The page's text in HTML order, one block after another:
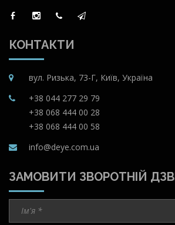
КОНТАКТИ
вул. Ризька, 73-Г, Київ, Україна
+38 044 277 29 79
+38 068 444 00 28
+38 068 444 00 58
info@deye.com.ua
ЗАМОВИТИ ЗВОРОТНІЙ